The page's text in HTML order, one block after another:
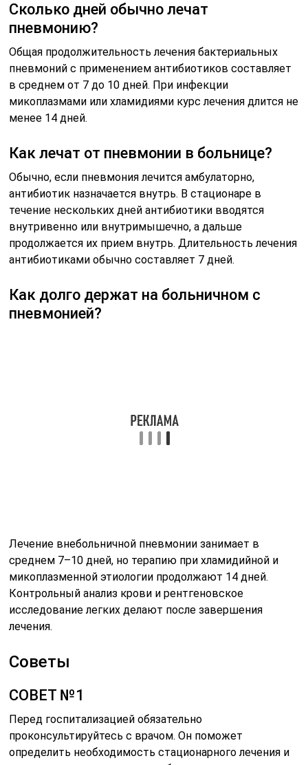
Сколько дней обычно лечат
пневмонию?
Общая продолжительность лечения бактериальных
пневмоний с применением антибиотиков составляет
в среднем от 7 до 10 дней. При инфекции
микоплазмами или хламидиями курс лечения длится не
менее 14 дней.
Как лечат от пневмонии в больнице?
Обычно, если пневмония лечится амбулаторно,
антибиотик назначается внутрь. В стационаре в
течение нескольких дней антибиотики вводятся
внутривенно или внутримышечно, а дальше
продолжается их прием внутрь. Длительность лечения
антибиотиками обычно составляет 7 дней.
Как долго держат на больничном с
пневмонией?
Лечение внебольничной пневмонии занимает в
среднем 7–10 дней, но терапию при хламидийной и
микоплазменной этиологии продолжают 14 дней.
Контрольный анализ крови и рентгеновское
исследование легких делают после завершения
лечения.
Советы
СОВЕТ №1
Перед госпитализацией обязательно
проконсультируйтесь с врачом. Он поможет
определить необходимость стационарного лечения и